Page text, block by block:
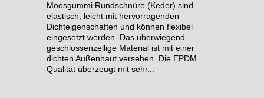
Moosgummi Rundschnüre (Keder) sind
elastisch, leicht mit hervorragenden
Dichteigenschaften und können flexibel
eingesetzt werden. Das überwiegend
geschlossenzellige Material ist mit einer
dichten Außenhaut versehen. Die EPDM
Qualität überzeugt mit sehr...